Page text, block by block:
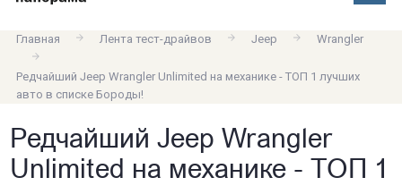
Главная Лента тест-драйвов Jeep Wrangler
Редчайший Jeep Wrangler Unlimited на механике - ТОП 1 лучших
авто в списке Бороды!
Редчайший Jeep Wrangler
Unlimited на механике - ТОП 1